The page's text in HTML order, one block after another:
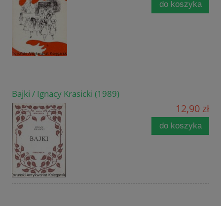
do koszyka
Bajki / Ignacy Krasicki (1989)
12,90 zł
do koszyka